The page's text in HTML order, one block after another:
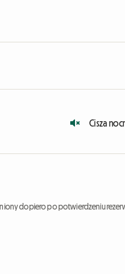
Cisza
dopiero po potwierdzeniu